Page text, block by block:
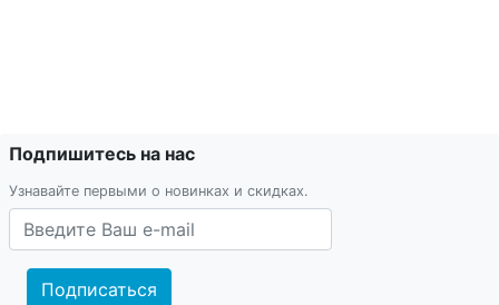
Подпишитесь на нас
Узнавайте первыми о новинках и скидках.
Подписаться